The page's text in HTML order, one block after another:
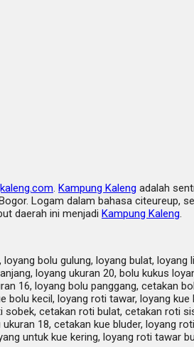
Kampung Kaleng adalah
Logam dalam bahasa citeureup,
daerah ini menjadi Kampung Kaleng
bolu gulung, loyang bulat,
loyang ukuran 20, bolu kukus
16, loyang bolu panggang, cetakan
bolu kecil, loyang roti tawar, loyang
cetakan roti bulat, cetakan roti
18, cetakan kue bluder, loyang
untuk kue kering, loyang roti